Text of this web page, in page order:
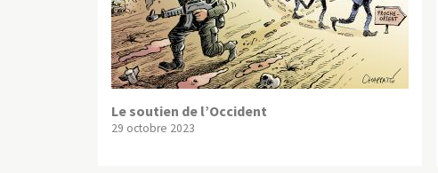
Le soutien de l’Occident
29 octobre 2023